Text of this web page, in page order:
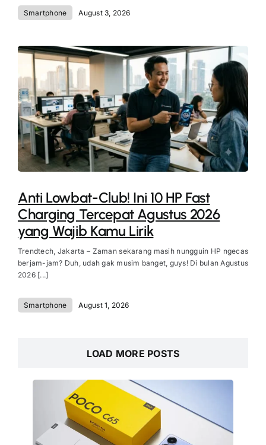
Smartphone August 3, 2026
Anti Lowbat-Club! Ini 10 HP Fast
Charging Tercepat Agustus 2026
yang Wajib Kamu Lirik
Trendtech, Jakarta – Zaman sekarang masih nungguin HP ngecas
berjam-jam? Duh, udah gak musim banget, guys! Di bulan Agustus
2026 [...]
Smartphone August 1, 2026
LOAD MORE POSTS